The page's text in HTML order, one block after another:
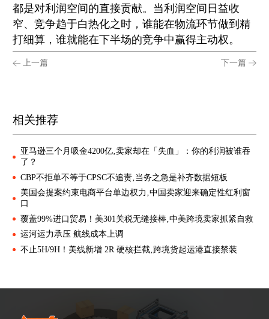
都是对利润空间的直接贡献。当利润空间日益收
窄、竞争趋于白热化之时，谁能在物流环节做到精
打细算，谁就能在下半场的竞争中赢得主动权。
上一篇 下一篇
相关推荐
亚马逊三个月吸金4200亿‚卖家却在「失血」：你的利润被谁吞
了？
CBP不拒单不等于CPSC不追责‚当务之急是补齐数据短板
美国会提案约束电商平台单边权力‚中国卖家迎来确定性红利窗
口
覆盖99%进口贸易！美301关税无缝接棒‚中美跨境卖家抓紧自救
运河运力承压 航线成本上调
不止5H/9H！美线新增 2R 硬核拦截‚跨境货起运港直接禁装